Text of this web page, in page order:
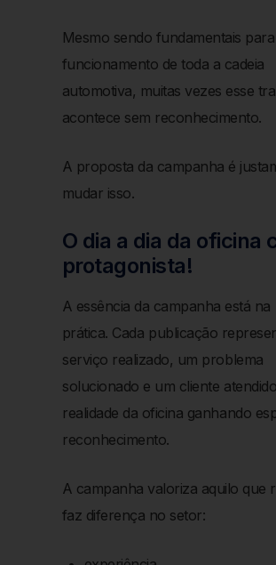
Mesmo sendo fundamentais
funcionamento de toda a cadeia
automotiva, muitas vezes esse
acontece sem reconhecimento.
A proposta da campanha é
mudar isso.
O dia a dia da oficina
protagonista!
A essência da campanha está na
prática. Cada publicação
serviço realizado, um problema
solucionado e um cliente
realidade da oficina ganhando
reconhecimento.
A campanha valoriza aquilo que
faz diferença no setor: